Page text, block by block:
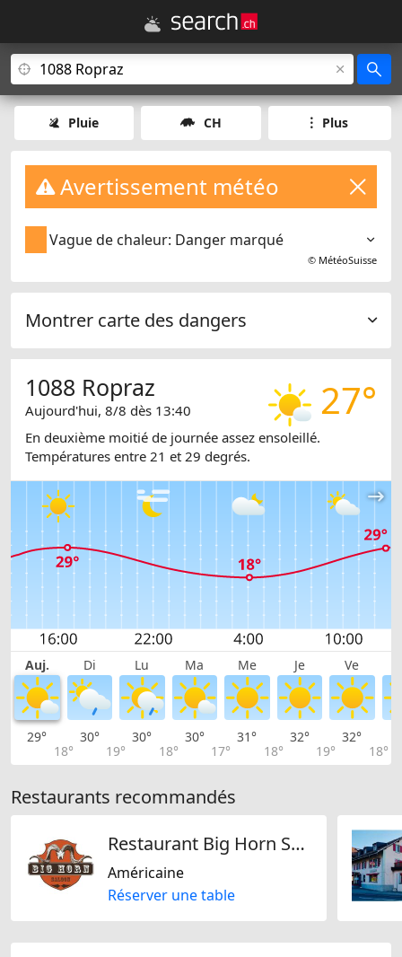
Pluie CH Plus
Avertissement météo
Vague de chaleur: Danger marqué
© MétéoSuisse
Montrer carte des dangers
27°
1088 Ropraz
Aujourd'hui, 8/8 dès 13:40
En deuxième moitié de journée assez ensoleillé.
Températures entre 21 et 29 degrés.
Auj. Di Lu Ma Me Je Ve
29°
18°
30°
19°
30°
18°
30°
17°
31°
18°
32°
19°
32°
18°
Restaurants recommandés
Restaurant Big Horn Saloon
Américaine
Réserver une table